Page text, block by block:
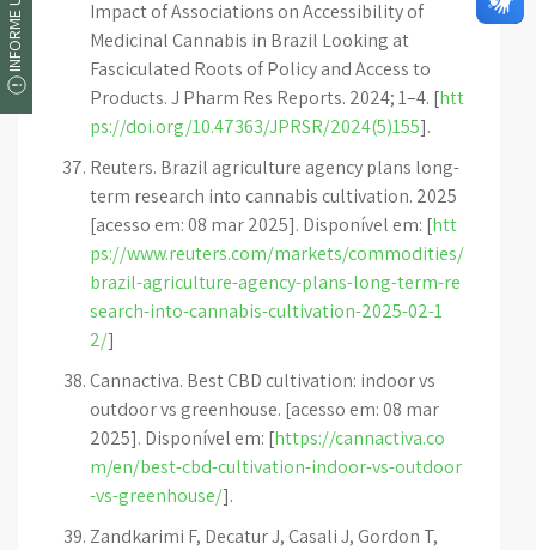
Impact of Associations on Accessibility of
Medicinal Cannabis in Brazil Looking at
Fasciculated Roots of Policy and Access to
Products. J Pharm Res Reports. 2024; 1–4. [htt
ps://doi.org/10.47363/JPRSR/2024(5)155].
Reuters. Brazil agriculture agency plans long-
term research into cannabis cultivation. 2025
[acesso em: 08 mar 2025]. Disponível em: [htt
ps://www.reuters.com/markets/commodities/
brazil-agriculture-agency-plans-long-term-re
search-into-cannabis-cultivation-2025-02-1
2/]
Cannactiva. Best CBD cultivation: indoor vs
outdoor vs greenhouse. [acesso em: 08 mar
2025]. Disponível em: [https://cannactiva.co
m/en/best-cbd-cultivation-indoor-vs-outdoor
-vs-greenhouse/].
Zandkarimi F, Decatur J, Casali J, Gordon T,